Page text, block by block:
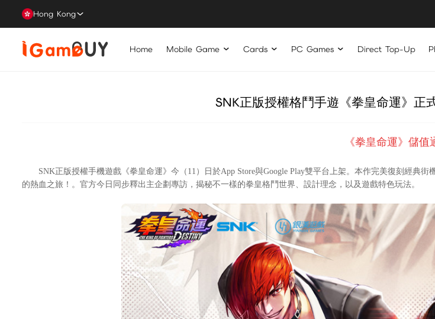
Hong Kong
Home Mobile Game Cards PC Games Direct Top-Up
SNK正版授權格鬥手遊《拳皇命運》正
《拳皇命運》儲值
SNK正版授權手機遊戲《拳皇命運》今（11）日於App Store與Google Play雙平台上架。本作完美復刻經典
的熱血之旅！。官方今日同步釋出主企劃專訪，揭秘不一樣的拳皇格鬥世界、設計理念，以及遊戲特色玩法。